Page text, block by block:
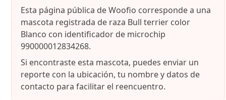
Esta página pública de Woofio corresponde a una
mascota registrada de raza Bull terrier color
Blanco con identificador de microchip
990000012834268.
Si encontraste esta mascota, puedes enviar un
reporte con la ubicación, tu nombre y datos de
contacto para facilitar el reencuentro.